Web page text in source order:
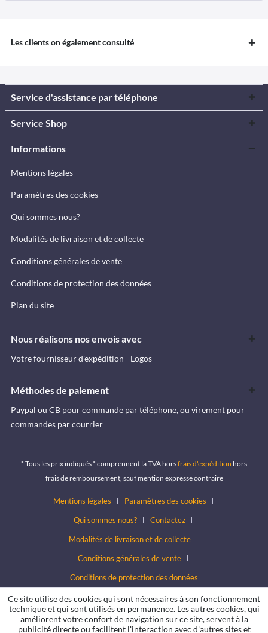
Les clients on également consulté
Service d'assistance par téléphone
Service Shop
Informations
Mentions légales
Paramètres des cookies
Qui sommes nous?
Modalités de livraison et de collecte
Conditions générales de vente
Conditions de protection des données
Plan du site
Nous réalisons nos envois avec
Votre fournisseur d'expédition - Logos
Méthodes de paiement
Paypal ou CB pour commande par téléphone, ou virement pour
commandes par courrier
* Tous les prix indiqués * comprennent la TVA horsfrais d'expédition hors
frais de remboursement, sauf mention expresse contraire
Mentions légales
Paramètres des cookies
Qui sommes nous?
Contactez
Modalités de livraison et de collecte
Conditions générales de vente
Conditions de protection des données
Ce site utilise des cookies qui sont nécessaires à son fonctionnement
technique et qui sont utilisés en permanence. Les autres cookies, qui
améliorent votre confort de navigation sur ce site, servent à la
publicité directe ou facilitent l'interaction avec d'autres sites et